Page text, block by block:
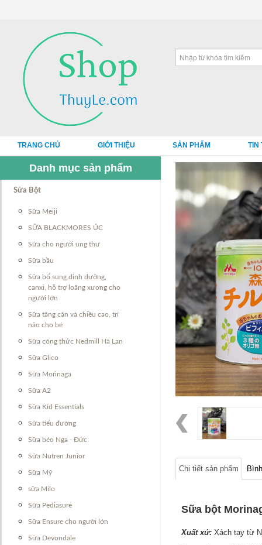
TRANG CHỦ GIỚI THIỆU SẢN PHẨM TIN
Danh mục sản phẩm
Sữa Bột
Sữa Meiji
SỮA BLACKMORES ÚC
Sữa cho người ung thư
Sữa bầu
Sữa bổ sung dinh dưỡng,
canxi, hỗ trợ loãng xương cho
người lớn
Sữa tăng cân và chiều cao, trí
não cho bé
Sữa công thức Nedmill Hà Lan
Sữa Glico
Sữa Morinaga
Sữa A2
Sữa Kid Essentials
Sữa tiểu đường
Sữa béo Nga - Đức
Sữa Nutren Junior
Sữa Mỹ
sữa Milo
Sữa Pediasure
Sữa Ensure cho người lớn
Sữa Devondale
Chi tiết sản phẩm
Sữa bột
Xuất xứ: Xách tay từ